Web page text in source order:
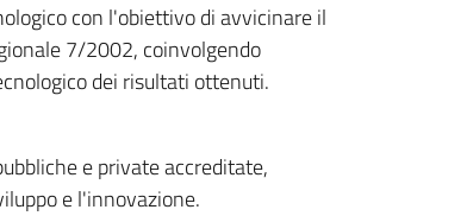
con l'obiettivo di avvicinare il
7/2002, coinvolgendo
dei risultati ottenuti.
e private accreditate,
e l'innovazione.